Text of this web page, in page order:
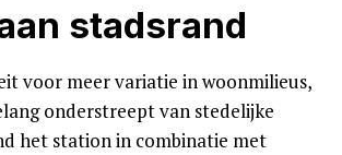
stadsrand
voor meer variatie in woonmilieus,
onderstreept van stedelijke
het station in combinatie met